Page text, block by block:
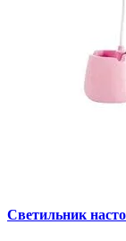
Светильник